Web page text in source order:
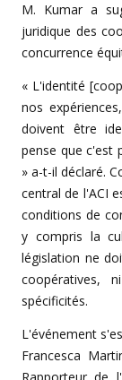
M. Kumar a
juridique des
concurrence
« L'identité
nos
doivent être
pense que c'est
» a-t-il déclaré.
central de l'ACI
conditions de
y compris la
législation ne
coopératives,
spécificités.
L'événement
Francesca